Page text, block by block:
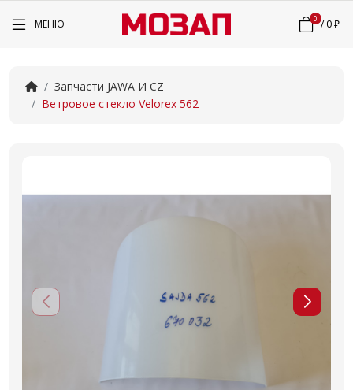
МЕНЮ 0 /0 ₽
Запчасти JAWA И CZ
Ветровое стекло Velorex 562